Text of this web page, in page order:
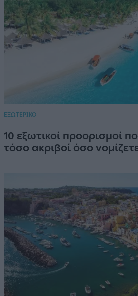
ΕΞΩΤΕΡΙΚΟ
10 εξωτικοί προορισμοί
τόσο ακριβοί όσο